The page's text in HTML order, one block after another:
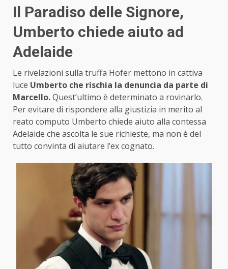
Il Paradiso delle Signore,
Umberto chiede aiuto ad
Adelaide
Le rivelazioni sulla truffa Hofer mettono in cattiva
luce Umberto che rischia la denuncia da parte di
Marcello.Quest’ultimo è determinato a rovinarlo.
Per evitare di rispondere alla giustizia in merito al
reato computo Umberto chiede aiuto alla contessa
Adelaide che ascolta le sue richieste, ma non è del
tutto convinta di aiutare l’ex cognato.